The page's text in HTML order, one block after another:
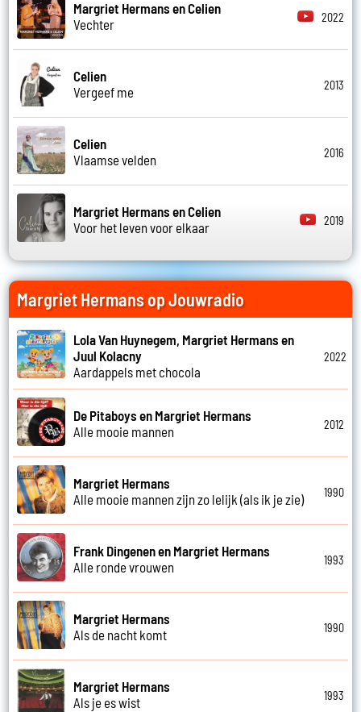
Margriet Hermans en Celien
Vechter
2022
Celien
Vergeef me
2013
Celien
Vlaamse velden
2016
Margriet Hermans en Celien
Voor het leven voor elkaar
2019
Margriet Hermans op Jouwradio
Lola Van Huynegem, Margriet Hermans en
Juul Kolacny
Aardappels met chocola
2022
De Pitaboys en Margriet Hermans
Alle mooie mannen
2012
Margriet Hermans
Alle mooie mannen zijn zo lelijk (als ik je zie)
1990
Frank Dingenen en Margriet Hermans
Alle ronde vrouwen
1993
Margriet Hermans
Als de nacht komt
1990
Margriet Hermans
Als je es wist
1993